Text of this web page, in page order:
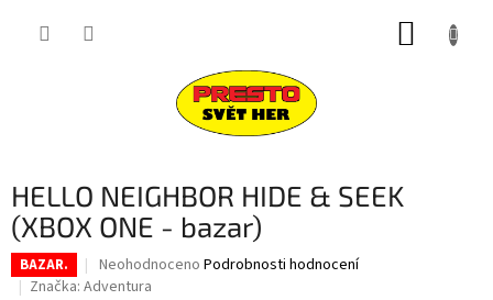
HELLO NEIGHBOR HIDE & SEEK
(XBOX ONE - bazar)
BAZAR.
Průměrné
hodnocení
Neohodnoceno Podrobnosti hodnocení
Značka: Adventura